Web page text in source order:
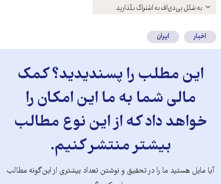
باز
کنید
به شکل پی‌دی‌اف به اشتراک بگذارید
اخبار ایران
این مطلب را پسندیدید؟ کمک
مالی شما به ما این امکان را
خواهد داد که از این نوع مطالب
بیشتر منتشر کنیم.
آیا مایل هستید ما را در تحقیق و نوشتن تعداد بیشتری از این‌گونه مطالب